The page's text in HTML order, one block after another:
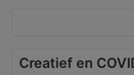
Creatief en